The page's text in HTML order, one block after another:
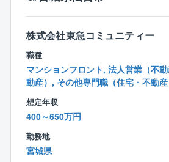
株式会社東急コミュニティー
職種
マンションフロント, 法人営業（不
動産）, その他専門職（住宅・不動産
想定年収
400～650万円
勤務地
宮城県